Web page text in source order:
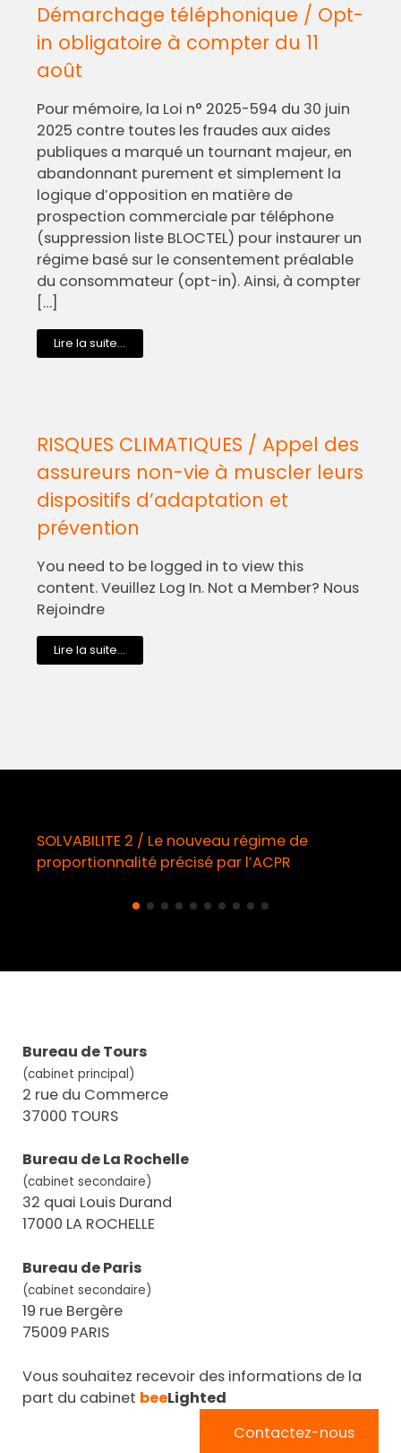
Démarchage téléphonique / Opt-
in obligatoire à compter du 11
août
Pour mémoire, la Loi n° 2025-594 du 30 juin
2025 contre toutes les fraudes aux aides
publiques a marqué un tournant majeur, en
abandonnant purement et simplement la
logique d’opposition en matière de
prospection commerciale par téléphone
(suppression liste BLOCTEL) pour instaurer un
régime basé sur le consentement préalable
du consommateur (opt-in). Ainsi, à compter
[…]
Lire la suite...
RISQUES CLIMATIQUES / Appel des
assureurs non-vie à muscler leurs
dispositifs d’adaptation et
prévention
You need to be logged in to view this
content. Veuillez Log In. Not a Member? Nous
Rejoindre
Lire la suite...
SOLVABILITE 2 / Le nouveau régime de
proportionnalité précisé par l’ACPR
Bureau de Tours
(cabinet principal)
2 rue du Commerce
37000 TOURS
Bureau de La Rochelle
(cabinet secondaire)
32 quai Louis Durand
17000 LA ROCHELLE
Bureau de Paris
(cabinet secondaire)
19 rue Bergère
75009 PARIS
Vous souhaitez recevoir des informations de la
part du cabinet beeLighted
Contactez-nous